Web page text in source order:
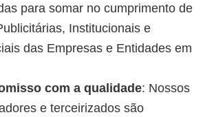
para somar no cumprimento de
Institucionais e
das Empresas e Entidades em
com a qualidade: Nossos
e terceirizados são